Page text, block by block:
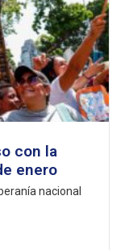
con la
enero
nacional